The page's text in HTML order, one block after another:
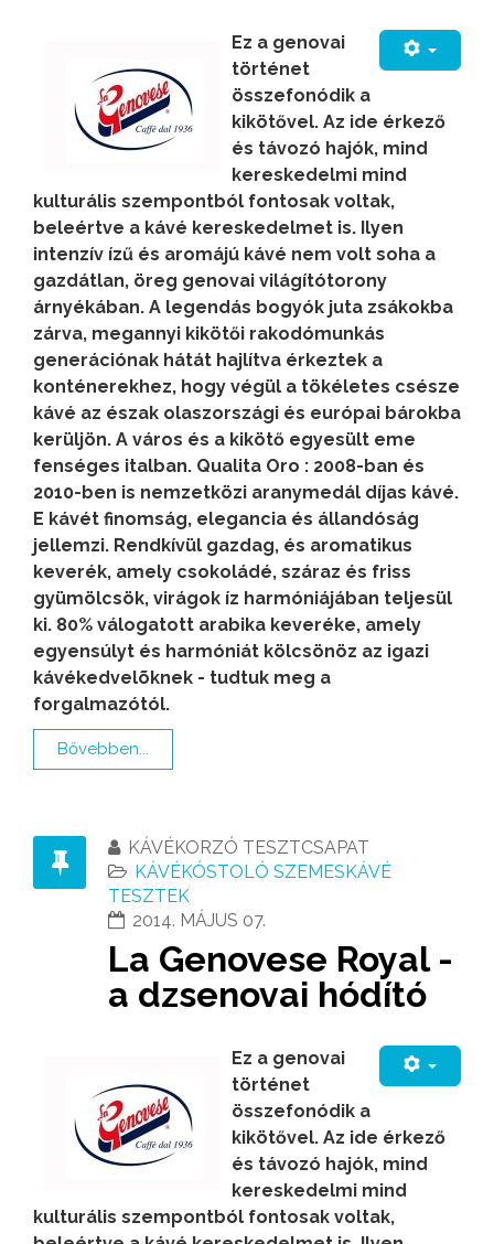
Ez a genovai
történet
összefonódik a
kikötővel. Az ide érkező
és távozó hajók, mind
kereskedelmi mind
kulturális szempontból fontosak voltak,
beleértve a kávé kereskedelmet is. Ilyen
intenzív ízű és aromájú kávé nem volt soha a
gazdátlan, öreg genovai világítótorony
árnyékában. A legendás bogyók juta zsákokba
zárva, megannyi kikötői rakodómunkás
generációnak hátát hajlítva érkeztek a
konténerekhez, hogy végül a tökéletes csésze
kávé az észak olaszországi és európai bárokba
kerüljön. A város és a kikötő egyesült eme
fenséges italban. Qualita Oro : 2008-ban és
2010-ben is nemzetközi aranymedál díjas kávé.
E kávét finomság, elegancia és állandóság
jellemzi. Rendkívül gazdag, és aromatikus
keverék, amely csokoládé, száraz és friss
gyümölcsök, virágok íz harmóniájában teljesül
ki. 80% válogatott arabika keveréke, amely
egyensúlyt és harmóniát kölcsönöz az igazi
kávékedvelõknek - tudtuk meg a
forgalmazótól.
Bővebben...
KÁVÉKORZÓ TESZTCSAPAT
KÁVÉKÓSTOLÓ SZEMESKÁVÉ
TESZTEK
2014. MÁJUS 07.
La Genovese Royal -
a dzsenovai hódító
Ez a genovai
történet
összefonódik a
kikötővel. Az ide érkező
és távozó hajók, mind
kereskedelmi mind
kulturális szempontból fontosak voltak,